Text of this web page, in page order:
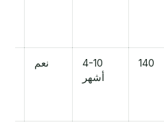
140
4-10
أشهر
نعم